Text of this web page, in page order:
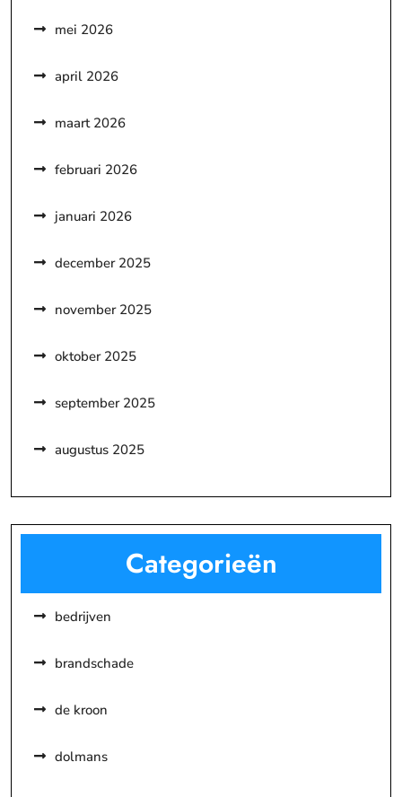
mei 2026
april 2026
maart 2026
februari 2026
januari 2026
december 2025
november 2025
oktober 2025
september 2025
augustus 2025
Categorieën
bedrijven
brandschade
de kroon
dolmans